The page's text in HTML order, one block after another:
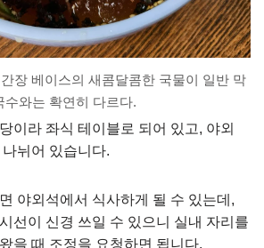
장 베이스의 새콤달콤한 국물이 일반 막
수와는 확연히 다르다.
이라 좌식 테이블로 되어 있고, 야외
뉘어 있습니다.
야외석에서 식사하게 될 수 있는데,
선이 신경 쓰일 수 있으니 실내 자리를
을 때 조정을 요청하면 됩니다.